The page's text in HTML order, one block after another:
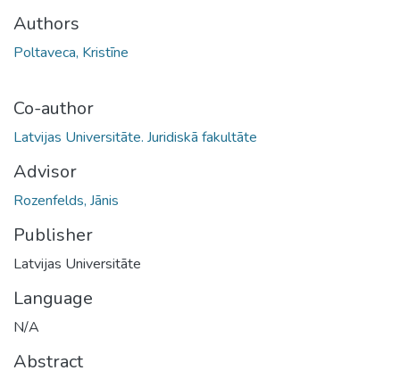
Authors
Poltaveca, Kristīne
Co-author
Latvijas Universitāte. Juridiskā fakultāte
Advisor
Rozenfelds, Jānis
Publisher
Latvijas Universitāte
Language
N/A
Abstract